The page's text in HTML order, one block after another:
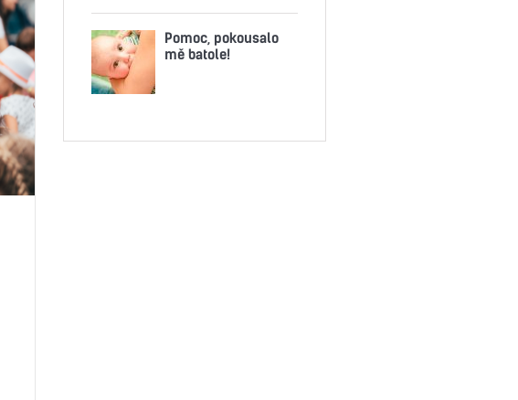
Pomoc, pokousalo
mě batole!